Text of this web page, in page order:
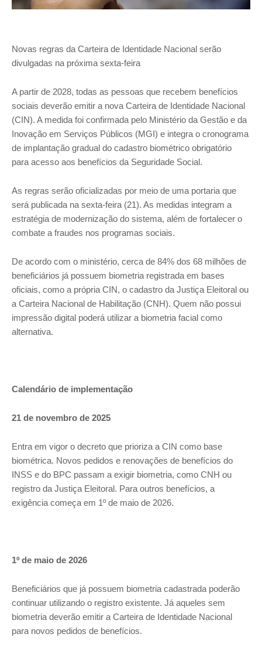
Novas regras da Carteira de Identidade Nacional serão
divulgadas na próxima sexta-feira
A partir de 2028, todas as pessoas que recebem benefícios
sociais deverão emitir a nova Carteira de Identidade Nacional
(CIN). A medida foi confirmada pelo Ministério da Gestão e da
Inovação em Serviços Públicos (MGI) e integra o cronograma
de implantação gradual do cadastro biométrico obrigatório
para acesso aos benefícios da Seguridade Social.
As regras serão oficializadas por meio de uma portaria que
será publicada na sexta-feira (21). As medidas integram a
estratégia de modernização do sistema, além de fortalecer o
combate a fraudes nos programas sociais.
De acordo com o ministério, cerca de 84% dos 68 milhões de
beneficiários já possuem biometria registrada em bases
oficiais, como a própria CIN, o cadastro da Justiça Eleitoral ou
a Carteira Nacional de Habilitação (CNH). Quem não possui
impressão digital poderá utilizar a biometria facial como
alternativa.
Calendário de implementação
21 de novembro de 2025
Entra em vigor o decreto que prioriza a CIN como base
biométrica. Novos pedidos e renovações de benefícios do
INSS e do BPC passam a exigir biometria, como CNH ou
registro da Justiça Eleitoral. Para outros benefícios, a
exigência começa em 1º de maio de 2026.
1º de maio de 2026
Beneficiários que já possuem biometria cadastrada poderão
continuar utilizando o registro existente. Já aqueles sem
biometria deverão emitir a Carteira de Identidade Nacional
para novos pedidos de benefícios.